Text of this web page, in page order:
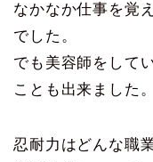
なかなか仕事を覚
でした。
でも美容師をして
ことも出来ました。
忍耐力はどんな職